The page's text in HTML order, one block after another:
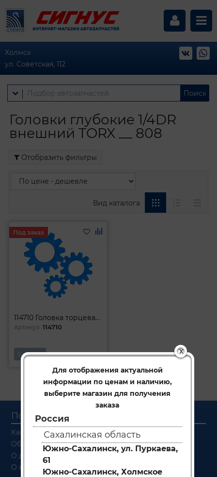
X
Для отображения актуальной
информации по ценам и наличию,
выберите магазин для получения
заказа
Россия
Сахалинская область
Южно-Сахалинск, ул. Пуркаева,
61
Южно-Сахалинск, Холмское
Холмск
ул. Советская, 112
Поиск
Головки глубокие 1/4DR
внешний TORX __ 808
Отобразить фильтры
Вид каталога
114710 Головка торцевая глубокая 1l4DR внешний TORX E10
Артикул:114710
Под заказ
Купить
Первая 1 Последняя
Покупателям
Как заказать
Об оплате
О доставке
О возврате